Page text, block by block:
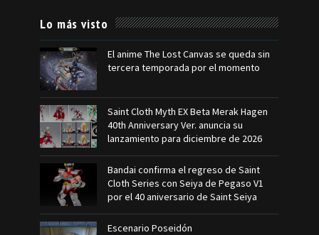
Lo más visto
El anime The Lost Canvas se queda sin
tercera temporada por el momento
Saint Cloth Myth EX Beta Merak Hagen
40th Anniversary Ver. anuncia su
lanzamiento para diciembre de 2026
Bandai confirma el regreso de Saint
Cloth Series con Seiya de Pegaso V1
por el 40 aniversario de Saint Seiya
Escenario Poseidón